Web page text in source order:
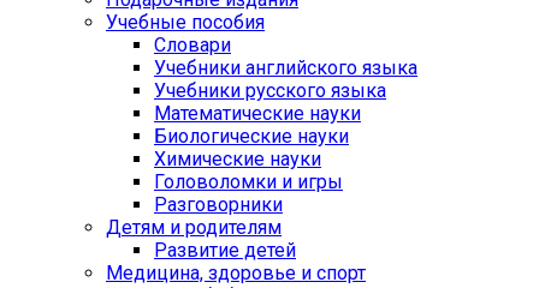
Учебные пособия
Словари
Учебники английского языка
Учебники русского языка
Математические науки
Биологические науки
Химические науки
Головоломки и игры
Разговорники
Детям и родителям
Развитие детей
Медицина, здоровье и спорт